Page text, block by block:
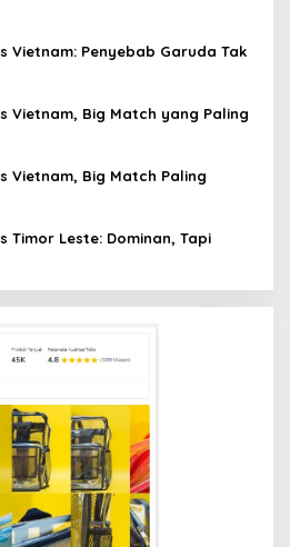
Vietnam: Penyebab Garuda Tak
Vietnam, Big Match yang Paling
Vietnam, Big Match Paling
Timor Leste: Dominan, Tapi